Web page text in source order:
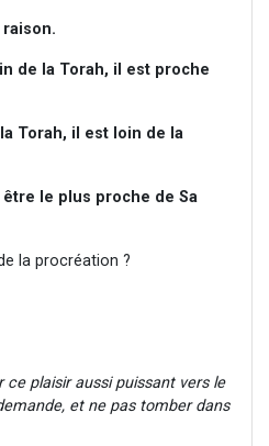
de la Torah, il est proche
Torah, il est loin de la
le plus proche de Sa
la procréation ?
ce plaisir aussi puissant vers le
et ne pas tomber dans